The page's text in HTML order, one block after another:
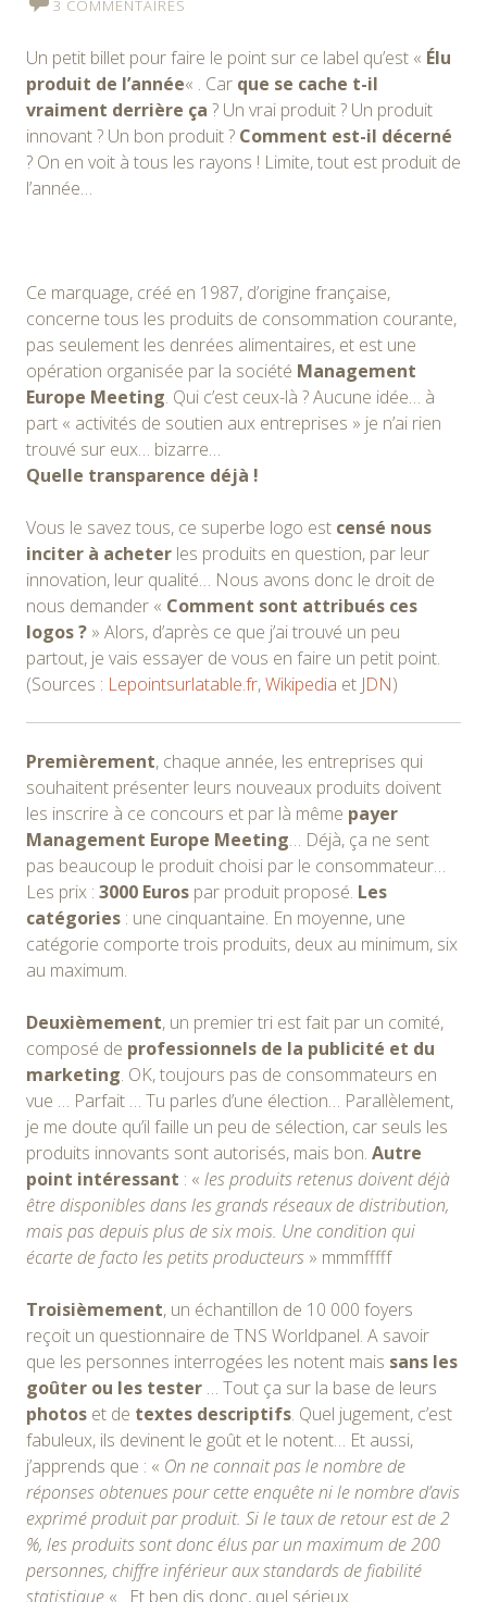
3 COMMENTAIRES
Un petit billet pour faire le point sur ce label qu’est « Élu
produit de l’année« . Car que se cache t-il
vraiment derrière ça ? Un vrai produit ? Un produit
innovant ? Un bon produit ? Comment est-il décerné
? On en voit à tous les rayons ! Limite, tout est produit de
l’année…
Ce marquage, créé en 1987, d’origine française,
concerne tous les produits de consommation courante,
pas seulement les denrées alimentaires, et est une
opération organisée par la société Management
Europe Meeting. Qui c’est ceux-là ? Aucune idée… à
part « activités de soutien aux entreprises » je n’ai rien
trouvé sur eux… bizarre…
Quelle transparence déjà !
Vous le savez tous, ce superbe logo est censé nous
inciter à acheter les produits en question, par leur
innovation, leur qualité… Nous avons donc le droit de
nous demander « Comment sont attribués ces
logos ? » Alors, d’après ce que j’ai trouvé un peu
partout, je vais essayer de vous en faire un petit point.
(Sources : Lepointsurlatable.fr,Wikipedia et JDN)
Premièrement, chaque année, les entreprises qui
souhaitent présenter leurs nouveaux produits doivent
les inscrire à ce concours et par là même payer
Management Europe Meeting… Déjà, ça ne sent
pas beaucoup le produit choisi par le consommateur…
Les prix : 3000 Euros par produit proposé. Les
catégories : une cinquantaine. En moyenne, une
catégorie comporte trois produits, deux au minimum, six
au maximum.
Deuxièmement, un premier tri est fait par un comité,
composé de professionnels de la publicité et du
marketing. OK, toujours pas de consommateurs en
vue … Parfait … Tu parles d’une élection… Parallèlement,
je me doute qu’il faille un peu de sélection, car seuls les
produits innovants sont autorisés, mais bon. Autre
point intéressant : « les produits retenus doivent déjà
être disponibles dans les grands réseaux de distribution,
mais pas depuis plus de six mois. Une condition qui
écarte de facto les petits producteurs » mmmfffff
Troisièmement, un échantillon de 10 000 foyers
reçoit un questionnaire de TNS Worldpanel. A savoir
que les personnes interrogées les notent mais sans les
goûter ou les tester … Tout ça sur la base de leurs
photos et de textes descriptifs. Quel jugement, c’est
fabuleux, ils devinent le goût et le notent… Et aussi,
j’apprends que : « On ne connait pas le nombre de
réponses obtenues pour cette enquête ni le nombre d’avis
exprimé produit par produit. Si le taux de retour est de 2
%, les produits sont donc élus par un maximum de 200
personnes, chiffre inférieur aux standards de fiabilité
statistique. « . Et ben dis donc, quel sérieux…